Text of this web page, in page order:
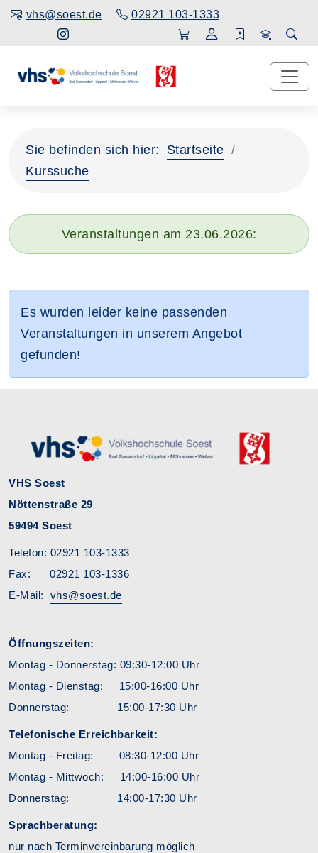
vhs@soest.de 02921 103-1333
Sie befinden sich hier:
Startseite
Kurssuche
Veranstaltungen am 23.06.2026:
Es wurden leider keine passenden
Veranstaltungen in unserem Angebot
gefunden!
VHS Soest
Nöttenstraße 29
59494 Soest
Telefon: 02921 103-1333
Fax: 02921 103-1336
E-Mail: vhs@soest.de
Öffnungszeiten:
Montag - Donnerstag: 09:30-12:00 Uhr
Montag - Dienstag: 15:00-16:00 Uhr
Donnerstag: 15:00-17:30 Uhr
Telefonische Erreichbarkeit:
Montag - Freitag: 08:30-12:00 Uhr
Montag - Mittwoch: 14:00-16:00 Uhr
Donnerstag: 14:00-17:30 Uhr
Sprachberatung:
nur nach Terminvereinbarung möglich